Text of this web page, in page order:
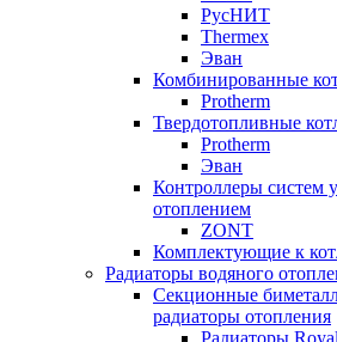
РусНИТ
Thermex
Эван
Комбинированные
Protherm
Твердотопливные
Protherm
Эван
Контроллеры систем
отоплением
ZONT
Комплектующие к
Радиаторы водяного
Секционные
радиаторы отопления
Радиаторы Royal